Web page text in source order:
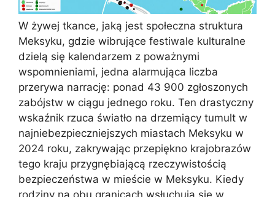
W żywej tkance, jaką jest społeczna struktura
Meksyku, gdzie wibrujące festiwale kulturalne
dzielą się kalendarzem z poważnymi
wspomnieniami, jedna alarmująca liczba
przerywa narrację: ponad 43 900 zgłoszonych
zabójstw w ciągu jednego roku. Ten drastyczny
wskaźnik rzuca światło na drzemiący tumult w
najniebezpieczniejszych miastach Meksyku w
2024 roku, zakrywając przepiękno krajobrazów
tego kraju przygnębiającą rzeczywistością
bezpieczeństwa w mieście w Meksyku. Kiedy